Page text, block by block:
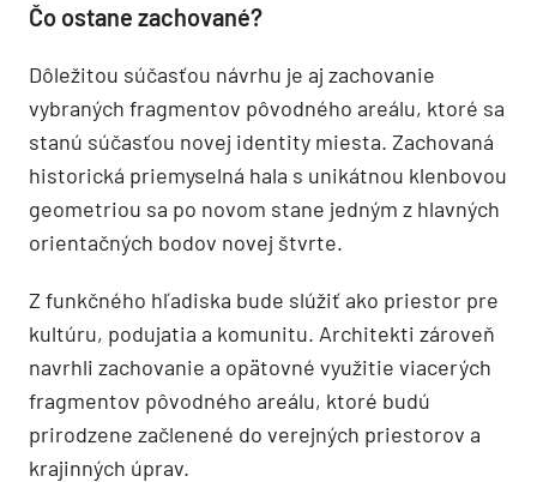
Čo ostane zachované?
Dôležitou súčasťou návrhu je aj zachovanie
vybraných fragmentov pôvodného areálu, ktoré sa
stanú súčasťou novej identity miesta. Zachovaná
historická priemyselná hala s unikátnou klenbovou
geometriou sa po novom stane jedným z hlavných
orientačných bodov novej štvrte.
Z funkčného hľadiska bude slúžiť ako priestor pre
kultúru, podujatia a komunitu. Architekti zároveň
navrhli zachovanie a opätovné využitie viacerých
fragmentov pôvodného areálu, ktoré budú
prirodzene začlenené do verejných priestorov a
krajinných úprav.